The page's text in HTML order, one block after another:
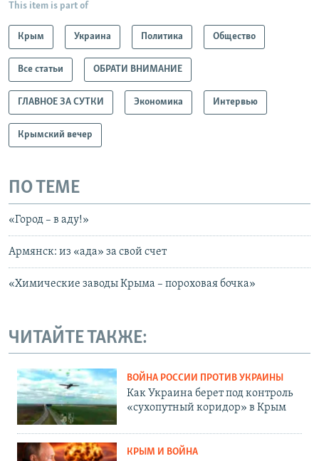
This item is part of
Крым Украина Политика Общество
Все статьи ОБРАТИ ВНИМАНИЕ
ГЛАВНОЕ ЗА СУТКИ Экономика Интервью
Крымский вечер
ПО ТЕМЕ
«Город – в аду!»
Армянск: из «ада» за свой счет
«Химические заводы Крыма – пороховая бочка»
ЧИТАЙТЕ ТАКЖЕ:
ВОЙНА РОССИИ ПРОТИВ УКРАИНЫ
Как Украина берет под контроль
«сухопутный коридор» в Крым
КРЫМ И ВОЙНА